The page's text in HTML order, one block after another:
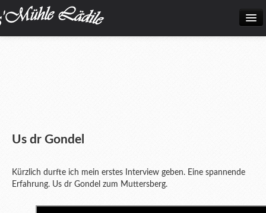
Produkte
Über uns
Kontakt
Us dr Gondel
Kürzlich durfte ich mein erstes Interview geben. Eine spannende
Erfahrung. Us dr Gondel zum Muttersberg.